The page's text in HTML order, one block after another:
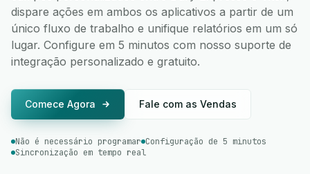
dispare ações em ambos os aplicativos a partir de um
único fluxo de trabalho e unifique relatórios em um só
lugar. Configure em 5 minutos com nosso suporte de
integração personalizado e gratuito.
Comece Agora Fale com as Vendas
Não é necessário programar Configuração de 5 minutos
Sincronização em tempo real